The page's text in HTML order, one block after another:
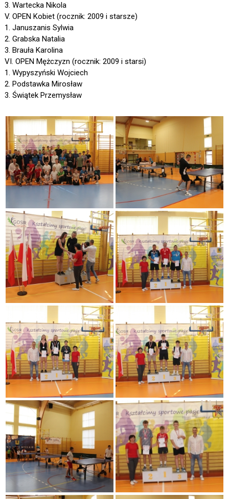
3. Wartecka Nikola
V. OPEN Kobiet (rocznik: 2009 i starsze)
1. Januszanis Sylwia
2. Grabska Natalia
3. Brauła Karolina
VI. OPEN Mężczyzn (rocznik: 2009 i starsi)
1. Wypyszyński Wojciech
2. Podstawka Mirosław
3. Świątek Przemysław